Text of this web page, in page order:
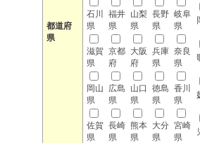
都道府
県
石川
県
福井
県
山梨
県
長野
県
岐阜
県
滋賀
県
京都
府
大阪
府
兵庫
県
奈良
県
岡山
県
広島
県
山口
県
徳島
県
香川
県
佐賀
県
長崎
県
熊本
県
大分
県
宮崎
県